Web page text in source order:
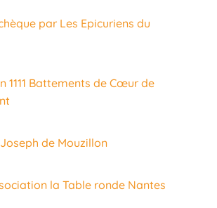
par Les Epicuriens du
1111 Battements de Cœur de
de Mouzillon
la Table ronde Nantes